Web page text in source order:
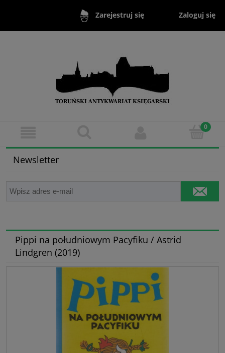
Zarejestruj się Zaloguj się
Newsletter
Pippi na południowym Pacyfiku / Astrid
Lindgren (2019)